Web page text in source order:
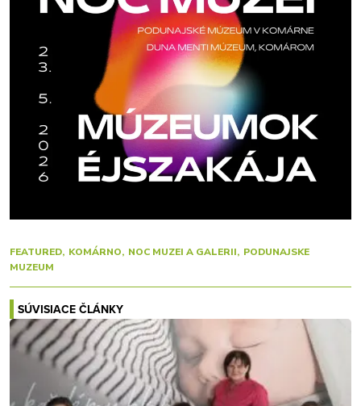
FEATURED KOMÁRNO NOC MUZEI A GALERII
PODUNAJSKE
MUZEUM
SÚVISIACE ČLÁNKY